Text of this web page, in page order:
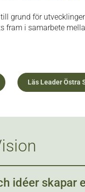
grund för
fram i samarbete
Läs Leader Östra
idéer skapar